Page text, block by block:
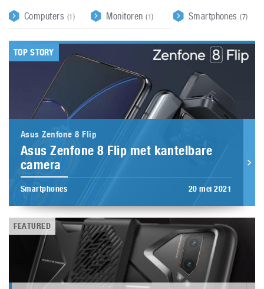
Computers (1) Monitoren(1) Smartphones(7)
TOP STORY
Asus Zenfone 8 Flip
Asus Zenfone 8 Flip met kantelbare
camera
Smartphones 20 mei 2021
FEATURED